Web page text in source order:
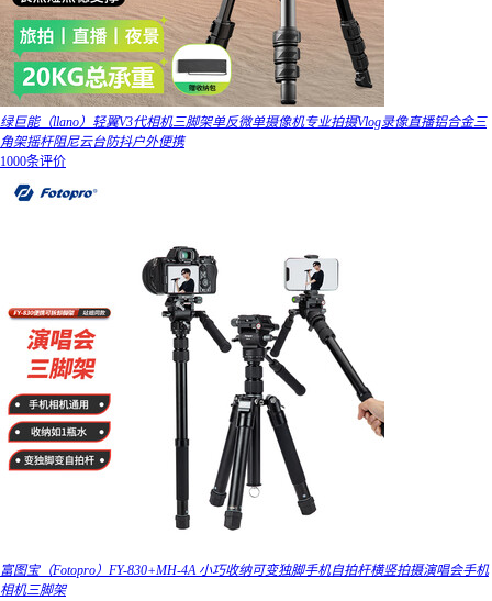
绿巨能（llano）轻翼V3代相机三脚架单反微单摄像机专业拍摄Vlog录像直播铝合金三
角架摇杆阻尼云台防抖户外便携
1000条评价
富图宝（Fotopro）FY-830+MH-4A 小巧收纳可变独脚手机自拍杆横竖拍摄演唱会手机
相机三脚架